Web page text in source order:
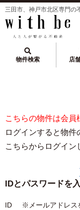
三田市、神戸市北区専門の
物件検索 店
こちらの物件は会員
ログインすると物件
こちらからログイン
IDとパスワードを
ID ※メールアドレス